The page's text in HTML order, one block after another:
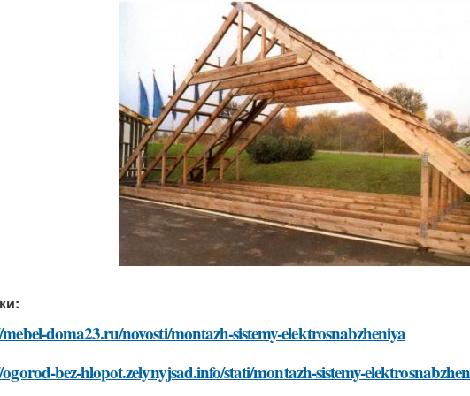
doma23.ru/novosti/montazh-sistemy-elektrosnabzheniya
bez-hlopot.zelynyjsad.info/stati/montazh-sistemy-